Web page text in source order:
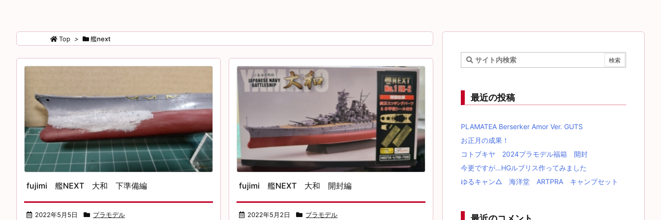
Top > 艦next
fujimi 艦NEXT 大和 下準備編
2022年5月5日 プラモデル
fujimi 艦NEXT 大和 開封編
2022年5月2日 プラモデル
最近の投稿
PLAMATEA Berserker Amor Ver. GUTS
お正月の成果！
コトブキヤ 2024プラモデル福箱 開封
今更ですが…HGルブリス作ってみました
ゆるキャン△ 海洋堂 ARTPRA キャンプセット